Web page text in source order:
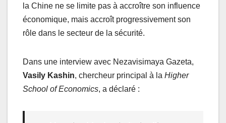
la Chine ne se limite pas à accroître son influence
économique, mais accroît progressivement son
rôle dans le secteur de la sécurité.
Dans une interview avec Nezavisimaya Gazeta,
Vasily Kashin, chercheur principal à la Higher
School of Economics, a déclaré :